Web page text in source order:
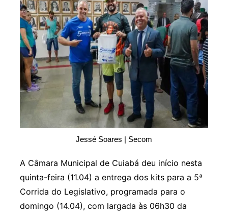
Jessé Soares | Secom
A Câmara Municipal de Cuiabá deu início nesta
quinta-feira (11.04) a entrega dos kits para a 5ª
Corrida do Legislativo, programada para o
domingo (14.04), com largada às 06h30 da